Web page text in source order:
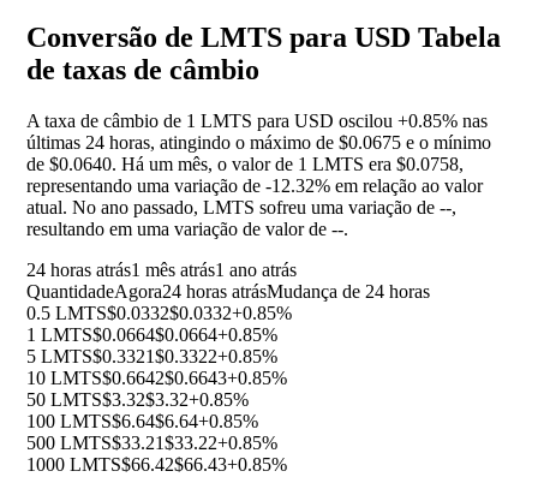
Conversão de LMTS para USD Tabela
de taxas de câmbio
A taxa de câmbio de 1 LMTS para USD oscilou +0.85% nas
últimas 24 horas, atingindo o máximo de $0.0675 e o mínimo
de $0.0640. Há um mês, o valor de 1 LMTS era $0.0758,
representando uma variação de -12.32% em relação ao valor
atual. No ano passado, LMTS sofreu uma variação de --,
resultando em uma variação de valor de --.
24 horas atrás1 mês atrás1 ano atrás
QuantidadeAgora24 horas atrásMudança de 24 horas
0.5 LMTS$0.0332$0.0332+0.85%
1 LMTS$0.0664$0.0664+0.85%
5 LMTS$0.3321$0.3322+0.85%
10 LMTS$0.6642$0.6643+0.85%
50 LMTS$3.32$3.32+0.85%
100 LMTS$6.64$6.64+0.85%
500 LMTS$33.21$33.22+0.85%
1000 LMTS$66.42$66.43+0.85%